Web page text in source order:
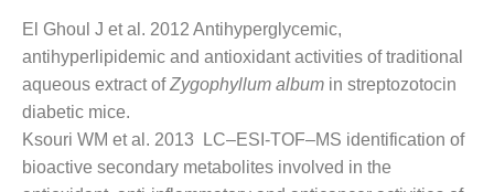
El Ghoul J et al. 2012 Antihyperglycemic,
antihyperlipidemic and antioxidant activities of traditional
aqueous extract ofZygophyllum album in streptozotocin
diabetic mice.
Ksouri WM et al. 2013 LC–ESI-TOF–MS identification of
bioactive secondary metabolites involved in the